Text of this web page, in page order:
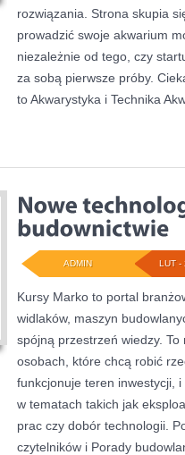
rozwiązania. Strona skupia
prowadzić swoje akwarium
niezależnie od tego, czy
za sobą pierwsze próby.
to Akwarystyka i Technika
LUT -
ADMIN
Kursy Marko to portal
widlaków, maszyn
spójną przestrzeń wiedzy.
osobach, które chcą robić
funkcjonuje teren inwestycji,
w tematach takich jak
prac czy dobór technologii.
czytelników i Porady